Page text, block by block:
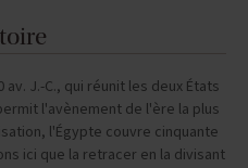
J.-C., qui réunit les deux États
l'avènement de l'ère la plus
l'Égypte couvre cinquante
ici que la retracer en la divisant